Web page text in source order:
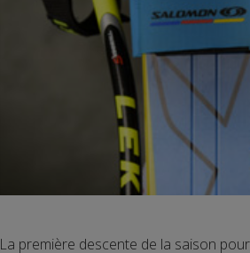
La première descente de la saison